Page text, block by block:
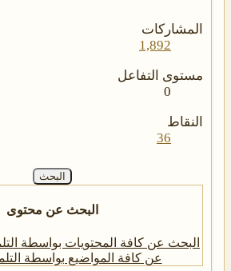
المشاركات
1,892
مستوى التفاعل
0
النقاط
36
البحث
البحث عن محتوى
البحث عن كافة المحتويات بواسطة
عن كافة المواضيع بواسطة